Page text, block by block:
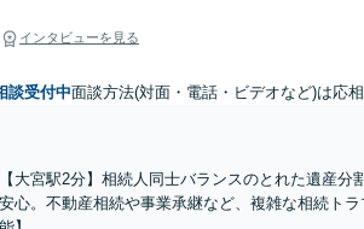
インタビューを見る
談受付中面談方法(対面・電話・ビデオなど)は応
大宮駅2分】相続人同士バランスのとれた遺産
心。不動産相続や事業承継など、複雑な相続ト